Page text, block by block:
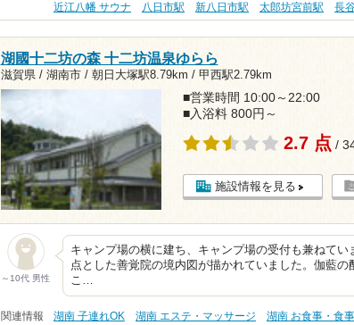
近江八幡 サウナ
八日市駅 新八日市駅 太郎坊宮前駅 長
湖國十二坊の森 十二坊温泉ゆらら
滋賀県 / 湖南市 / 朝日大塚駅8.79km / 甲西駅2.79km
■営業時間 10:00～22:00
■入浴料 800円～
2.7 点 /
施設情報を見る
～10代 男性
キャンプ場の横に建ち、キャンプ場の受付も兼ねて
点とした善覚院の境内図が描かれていました。伽藍
こ…
関連情報 湖南 子連れOK 湖南 エステ・マッサージ 湖南 お食事・食